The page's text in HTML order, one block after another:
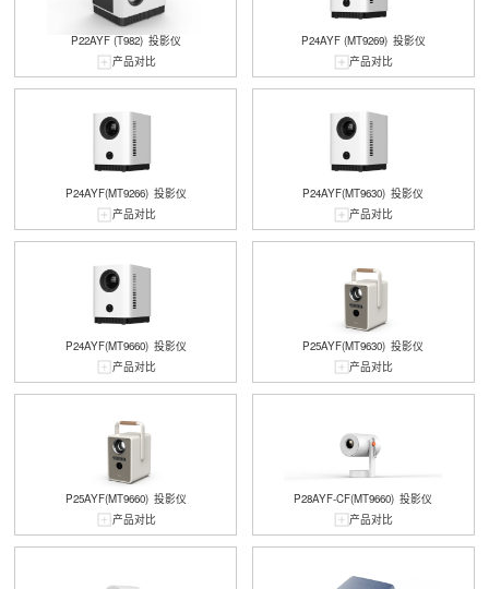
P22AYF (T982) 投影仪
产品对比
P24AYF (MT9269) 投影仪
产品对比
P24AYF(MT9266) 投影仪
产品对比
P24AYF(MT9630) 投影仪
产品对比
P24AYF(MT9660) 投影仪
产品对比
P25AYF(MT9630) 投影仪
产品对比
P25AYF(MT9660) 投影仪
产品对比
P28AYF-CF(MT9660) 投影仪
产品对比